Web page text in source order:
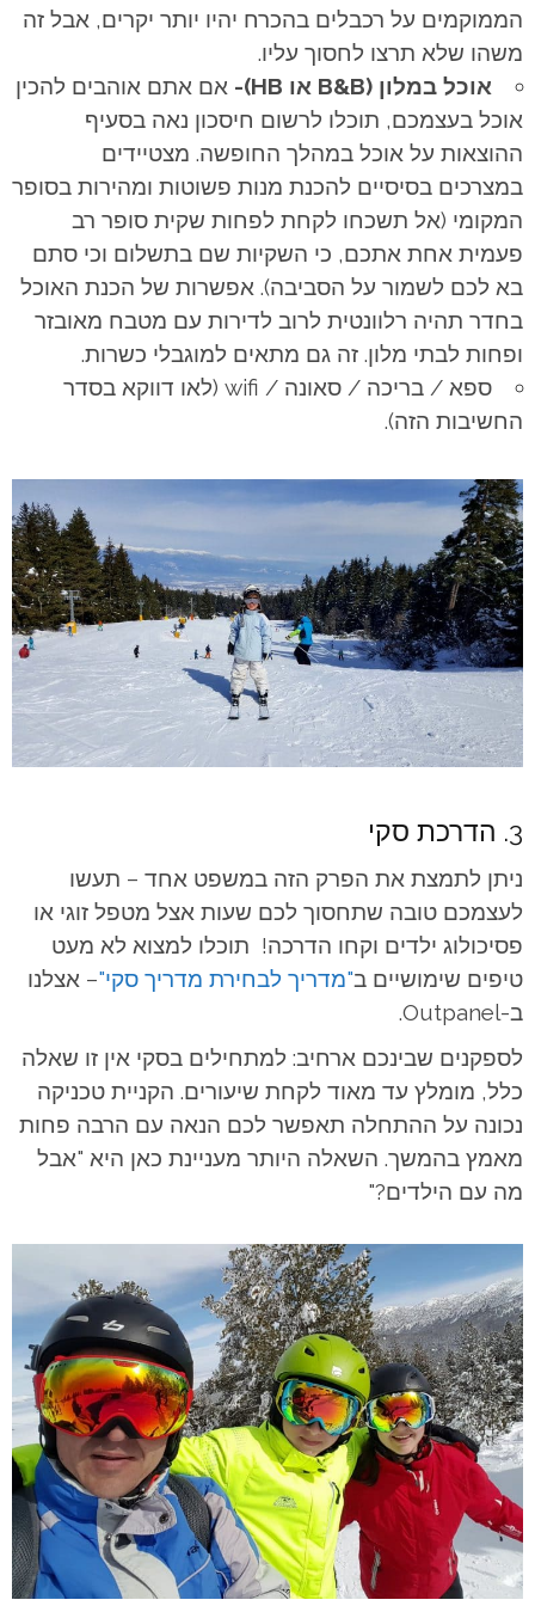
הממוקמים על רכבלים בהכרח יהיו יותר יקרים, אבל זה
משהו שלא תרצו לחסוך עליו.
אוכל במלון (B&B או HB)-
אם אתם אוהבים להכין
אוכל בעצמכם, תוכלו לרשום חיסכון נאה בסעיף
ההוצאות על אוכל במהלך החופשה. מצטיידים
במצרכים בסיסיים להכנת מנות פשוטות ומהירות בסופר
המקומי (אל תשכחו לקחת לפחות שקית סופר רב
פעמית אחת אתכם, כי השקיות שם בתשלום וכי סתם
בא לכם לשמור על הסביבה). אפשרות של הכנת האוכל
בחדר תהיה רלוונטית לרוב לדירות עם מטבח מאובזר
ופחות לבתי מלון. זה גם מתאים למוגבלי כשרות.
ספא / בריכה / סאונה / wifi (לאו דווקא בסדר
החשיבות הזה).
3. הדרכת סקי
ניתן לתמצת את הפרק הזה במשפט אחד – תעשו
לעצמכם טובה שתחסוך לכם שעות אצל מטפל זוגי או
פסיכולוג ילדים וקחו הדרכה! תוכלו למצוא לא מעט
טיפים שימושיים ב"מדריך לבחירת מדריך סקי"– אצלנו
ב-Outpanel.
לספקנים שבינכם ארחיב: למתחילים בסקי אין זו שאלה
כלל, מומלץ עד מאוד לקחת שיעורים. הקניית טכניקה
נכונה על ההתחלה תאפשר לכם הנאה עם הרבה פחות
מאמץ בהמשך. השאלה היותר מעניינת כאן היא "אבל
מה עם הילדים?"